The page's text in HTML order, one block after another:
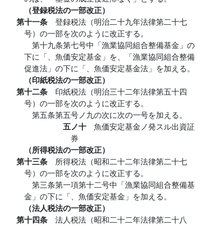
（登録税法の一部改正）
第十一条 登録税法（明治二十九年法律第二十七
号）の一部を次のように改正する。
第十九条第七号中「漁業協同組合整備基金」の
下に「、魚価安定基金」を、「漁業協同組合整備
促進法」の下に「、魚価安定基金法」を加える。
（印紙税法の一部改正）
第十二条 印紙税法（明治三十二年法律第五十四
号）の一部を次のように改正する。
第五条第五号ノ九の次に次の一号を加える。
五ノ十 魚価安定基金ノ発スル出資証
券
（所得税法の一部改正）
第十三条 所得税法（昭和二十二年法律第二十七
号）の一部を次のように改正する。
第三条第一項第十二号中「漁業協同組合整備基
金」の下に「、魚価安定基金」を加える。
（法人税法の一部改正）
第十四条 法人税法（昭和二十二年法律第二十八